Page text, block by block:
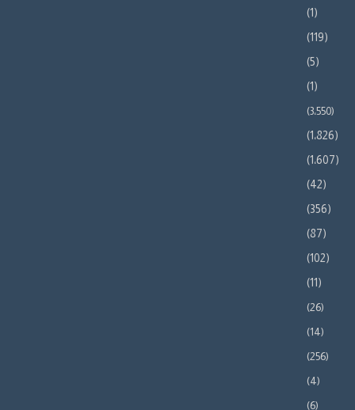
(1)
(119)
(5)
(1)
(3٬550)
(1٬826)
(1٬607)
(42)
(356)
(87)
(102)
(11)
(26)
(14)
(256)
(4)
(6)